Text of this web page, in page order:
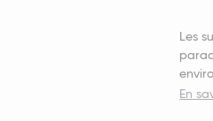
Les
En